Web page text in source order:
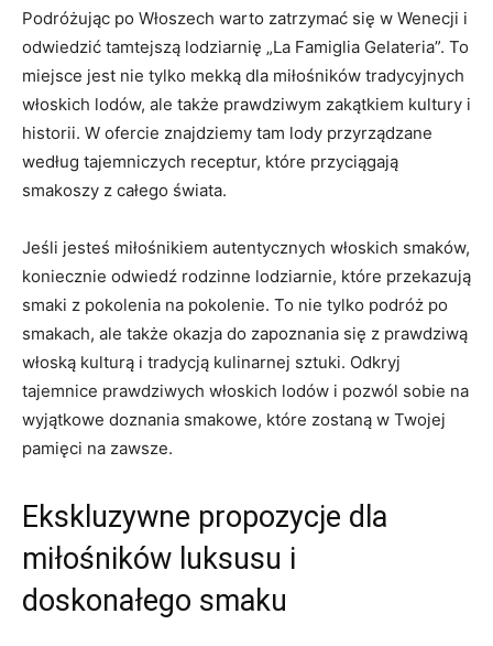
Podróżując po Włoszech warto​ zatrzymać ​się w Wenecji i
odwiedzić tamtejszą lodziarnię „La Famiglia Gelateria”. To
miejsce jest‌ nie tylko mekką ⁣dla miłośników tradycyjnych
włoskich lodów, ale także prawdziwym zakątkiem kultury i
historii.⁢ W ofercie znajdziemy tam lody przyrządzane⁣
według tajemniczych receptur, które przyciągają
smakoszy z całego świata.
Jeśli jesteś miłośnikiem autentycznych włoskich smaków,
koniecznie odwiedź‍ rodzinne lodziarnie, ⁢które przekazują
​smaki z pokolenia na pokolenie. ⁢To nie ​tylko podróż po
smakach, ale także okazja do zapoznania się‍ z prawdziwą
włoską kulturą i tradycją kulinarnej sztuki. Odkryj
tajemnice prawdziwych włoskich lodów i⁤ pozwól sobie na
wyjątkowe ‍doznania smakowe, które zostaną w Twojej
pamięci na zawsze.
Ekskluzywne propozycje dla
miłośników luksusu ​i
doskonałego smaku